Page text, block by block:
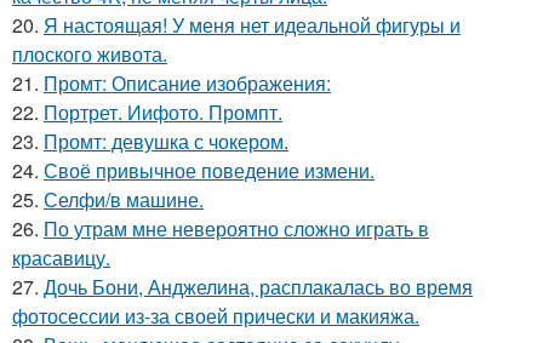
20. Я настоящая! У меня нет идеальной фигуры и
плоского живота.
21. Промт: Описание изображения:
22. Портрет. Иифото. Промпт.
23. Промт: девушка с чокером.
24. Своё привычное поведение измени.
25. Селфи/в машине.
26. По утрам мне невероятно сложно играть в
красавицу.
27. Дочь Бони, Анджелина, расплакалась во время
фотосессии из-за своей прически и макияжа.